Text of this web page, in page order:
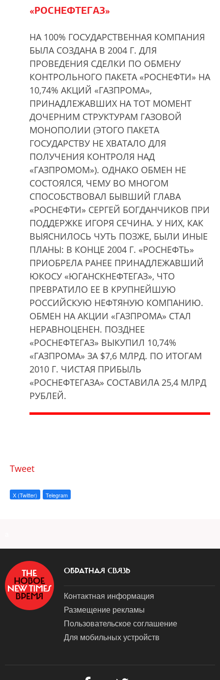
«РОСНЕФТЕГАЗ»
НА 100% ГОСУДАРСТВЕННАЯ КОМПАНИЯ
БЫЛА СОЗДАНА В 2004 Г. ДЛЯ
ПРОВЕДЕНИЯ СДЕЛКИ ПО ОБМЕНУ
КОНТРОЛЬНОГО ПАКЕТА «РОСНЕФТИ» НА
10,74% АКЦИЙ «ГАЗПРОМА»,
ПРИНАДЛЕЖАВШИХ НА ТОТ МОМЕНТ
ДОЧЕРНИМ СТРУКТУРАМ ГАЗОВОЙ
МОНОПОЛИИ (ЭТОГО ПАКЕТА
ГОСУДАРСТВУ НЕ ХВАТАЛО ДЛЯ
ПОЛУЧЕНИЯ КОНТРОЛЯ НАД
«ГАЗПРОМОМ»). ОДНАКО ОБМЕН НЕ
СОСТОЯЛСЯ, ЧЕМУ ВО МНОГОМ
СПОСОБСТВОВАЛ БЫВШИЙ ГЛАВА
«РОСНЕФТИ» СЕРГЕЙ БОГДАНЧИКОВ ПРИ
ПОДДЕРЖКЕ ИГОРЯ СЕЧИНА. У НИХ, КАК
ВЫЯСНИЛОСЬ ЧУТЬ ПОЗЖЕ, БЫЛИ ИНЫЕ
ПЛАНЫ: В КОНЦЕ 2004 Г. «РОСНЕФТЬ»
ПРИОБРЕЛА РАНЕЕ ПРИНАДЛЕЖАВШИЙ
ЮКОСУ «ЮГАНСКНЕФТЕГАЗ», ЧТО
ПРЕВРАТИЛО ЕЕ В КРУПНЕЙШУЮ
РОССИЙСКУЮ НЕФТЯНУЮ КОМПАНИЮ.
ОБМЕН НА АКЦИИ «ГАЗПРОМА» СТАЛ
НЕРАВНОЦЕНЕН. ПОЗДНЕЕ
«РОСНЕФТЕГАЗ» ВЫКУПИЛ 10,74%
«ГАЗПРОМА» ЗА $7,6 МЛРД. ПО ИТОГАМ
2010 Г. ЧИСТАЯ ПРИБЫЛЬ
«РОСНЕФТЕГАЗА» СОСТАВИЛА 25,4 МЛРД
РУБЛЕЙ.
Tweet
X (Twitter) Telegram
ОБРАТНАЯ СВЯЗЬ
Контактная информация
Размещение рекламы
Пользовательское соглашение
Для мобильных устройств